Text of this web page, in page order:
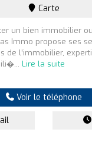
Carte
un bien immobilier
Immo propose ses
de l’immobilier,
Lire la suite
Voir le téléphone